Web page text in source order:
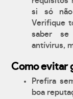
si só
Verifique
saber
antívirus,
Como evitar
Prefira
boa